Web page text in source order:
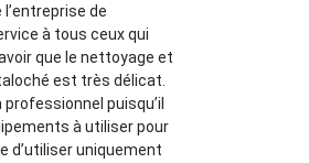
de
à tous ceux qui
que le nettoyage et
est très délicat.
puisqu’il
à utiliser pour
d’utiliser uniquement